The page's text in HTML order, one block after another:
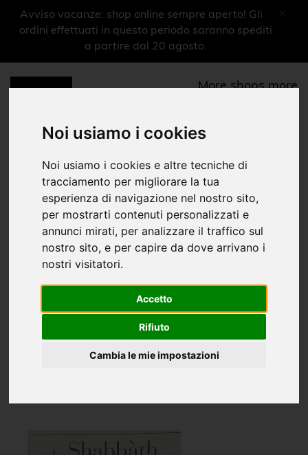
Noi usiamo i cookies
Noi usiamo i cookies e altre tecniche di
tracciamento per migliorare la tua
esperienza di navigazione nel nostro sito,
per mostrarti contenuti personalizzati e
annunci mirati, per analizzare il traffico sul
nostro sito, e per capire da dove arrivano i
nostri visitatori.
Accetto
Rifiuto
Cambia le mie impostazioni
Avviso vacanze: shop online sempre aperto! Gli
ordini effettuati in questo periodo saranno spediti
a partire dal 20 agosto.
More shops more
Libri
Culto riti e cerimonie
| Shop Musei |
Museo Nazionale dell'Ebraismo Italiano e della Shoah | Libri